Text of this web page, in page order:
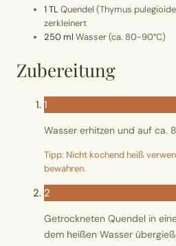
Challenges
Wusstest du?
Sammlungen
Selber machen
Glossar
1 TLQuendel (Thymus
zerkleinert
250 ml Wasser (ca. 80-90°C)
Zubereitung
1
Wasser erhitzen und auf ca.
Tipp: Nicht kochend heiß
bewahren.
2
Getrockneten Quendel in
dem heißen Wasser